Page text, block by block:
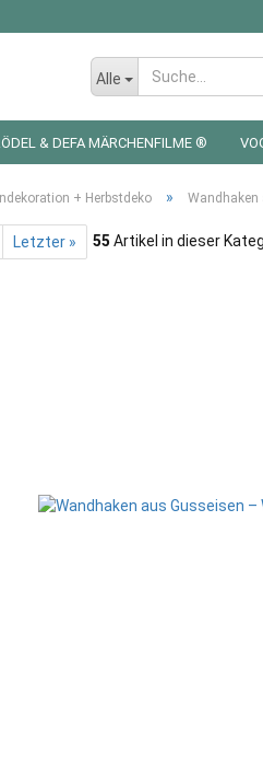
Alle
& DEFA MÄRCHENFILME ®
+ Herbstdeko » Wandhaken
Letzter » 55 Artikel in dieser